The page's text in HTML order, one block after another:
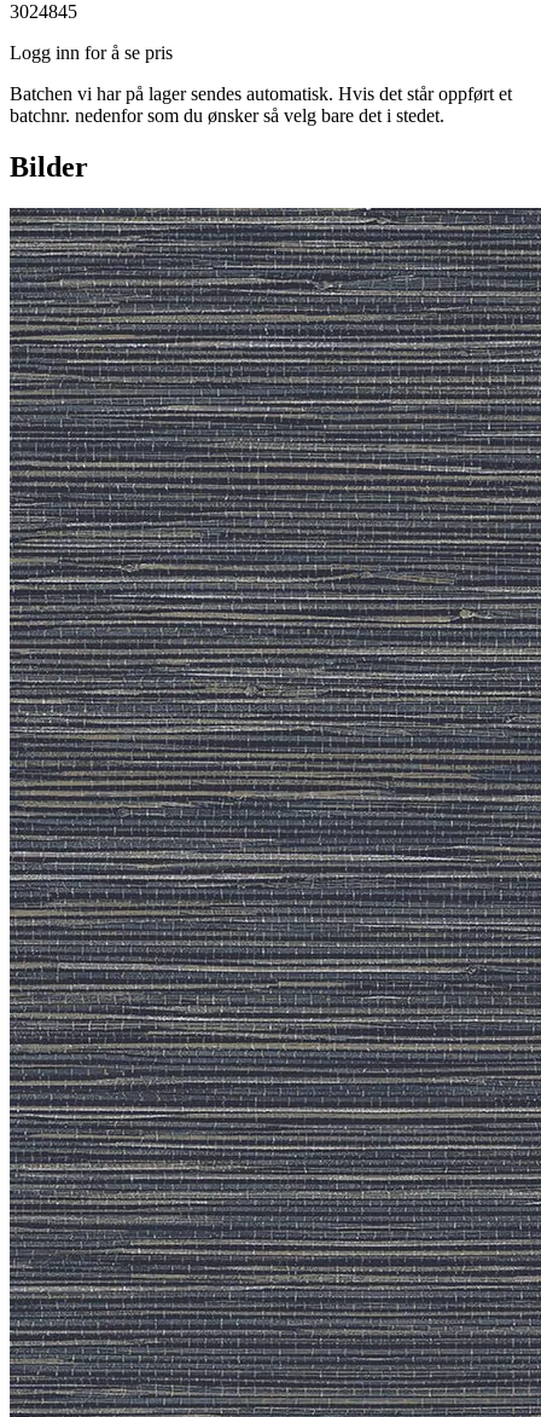
3024845
Logg inn for å se pris
Batchen vi har på lager sendes automatisk. Hvis det står oppført et
batchnr. nedenfor som du ønsker så velg bare det i stedet.
Bilder